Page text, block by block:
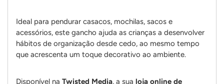
Ideal para pendurar casacos, mochilas, sacos e
acessórios, este gancho ajuda as crianças a desenvolver
hábitos de organização desde cedo, ao mesmo tempo
que acrescenta um toque decorativo ao ambiente.
Disponível na Twisted Media, a sua loja online de